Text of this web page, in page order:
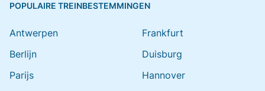
POPULAIRE TREINBESTEMMINGEN
Antwerpen
Berlijn
Parijs
Frankfurt
Duisburg
Hannover